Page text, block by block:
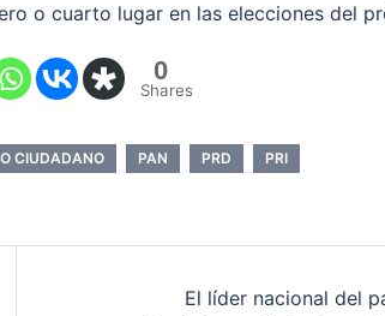
o cuarto lugar en las elecciones del
0
Shares
CIUDADANO PAN PRD PRI
El líder nacional del